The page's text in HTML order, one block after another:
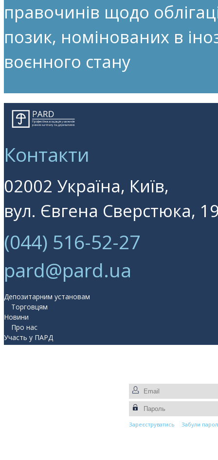
правочинів щодо
позик, номінованих в
воєнного стану
Контакти
02002 Україна, Київ,
вул. Євгена Сверстюка,
(044) 516-52-27
pard@pard.ua
Депозитарним установам
Торговцям
Новини
Про нас
Участь у ПАРД
Прес-центр
Зареєструватись Забули